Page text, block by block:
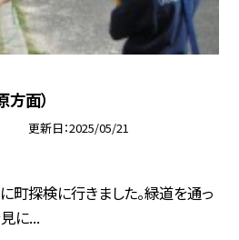
面）
更新日 2025/05/21
町探検に行きました。緑道を通っ
に...